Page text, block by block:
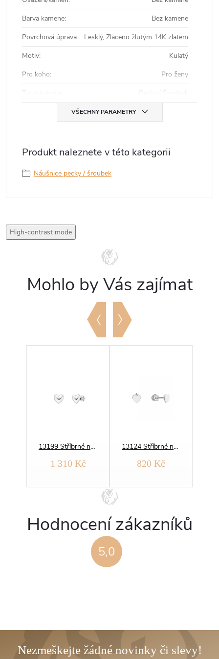
Barva kamene:
Bez kamene
Povrchová úprava:
Lesklý, Zlaceno žlutým 14K zlatem
Motiv:
Kulatý
Pro koho:
Pro ženy
VŠECHNY PARAMETRY
Produkt naleznete v této kategorii
Náušnice pecky / šroubek
High-contrast mode
Mohlo by Vás zajímat
13199 Stříbrné náušnice SRDCE
1 310 Kč
13124 Stříbrné náušnice SRDÍČKO něžné
820 Kč
5,0
Hodnocení zákazníků